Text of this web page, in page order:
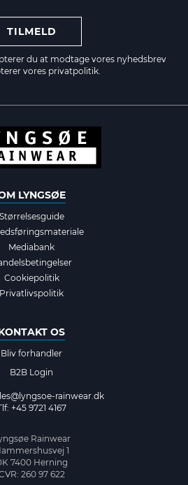
TILMELD
du at modtage vores nyhedsbrev
vores privatpolitik.
LYNGSØE
Størrelsesguide
Mediabank
Cookiepolitik
Privatlivspolitik
OS
Bliv forhandler
B2B Login
rainwear.dk
+45 9721 4167
Rainwear
1
7400 Herning
260 97 622